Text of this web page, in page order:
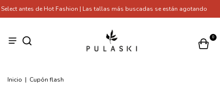
antes de Hot Fashion | Las tallas más buscadas se están agotando
0
Inicio | Cupón flash